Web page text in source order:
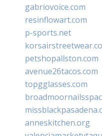
gabriovoice.com
resinflowart.com
p-sports.net
petshopallston.com
avenue26tacos.com
topgglasses.com
anneskitchen.org